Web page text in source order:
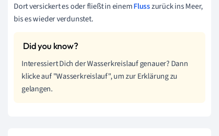
Dort versickert es oder fließt in einemFlusszurück ins Meer,
bis es wieder verdunstet.
Interessiert Dich der Wasserkreislauf genauer? Dann
klicke auf "Wasserkreislauf", um zur Erklärung zu
gelangen.